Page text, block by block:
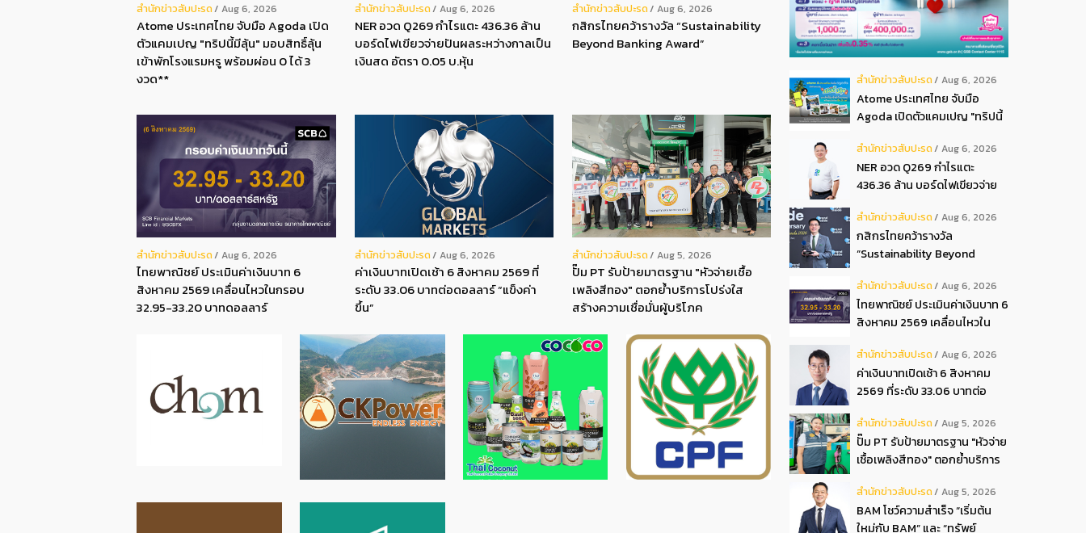
สํานักข่าวสับปะรด Aug 6, 2026
Atome ประเทศไทย จับมือ Agoda เปิด
ตัวแคมเปญ "ทริปนี้มีลุ้น" มอบสิทธิ์ลุ้น
เข้าพักโรงแรมหรู พร้อมผ่อน 0 ได้ 3
งวด**
สํานักข่าวสับปะรด Aug 6, 2026
NER อวด Q269 กำไรแตะ 436.36 ล้าน
บอร์ดไฟเขียวจ่ายปันผลระหว่างกาลเป็น
เงินสด อัตรา 0.05 บ.หุ้น
สํานักข่าวสับปะรด Aug 6, 2026
กสิกรไทยคว้ารางวัล “Sustainability
Beyond Banking Award”
สํานักข่าวสับปะรด Aug 6, 2026
ไทยพาณิชย์ ประเมินค่าเงินบาท 6
สิงหาคม 2569 เคลื่อนไหวในกรอบ
32.95-33.20 บาทดอลลาร์
สํานักข่าวสับปะรด Aug 6, 2026
ค่าเงินบาทเปิดเช้า 6 สิงหาคม 2569 ที่
ระดับ 33.06 บาทต่อดอลลาร์ “แข็งค่า
ขึ้น”
สํานักข่าวสับปะรด Aug 5, 2026
ปั๊ม PT รับป้ายมาตรฐาน "หัวจ่ายเชื้อ
เพลิงสีทอง" ตอกย้ำบริการโปร่งใส
สร้างความเชื่อมั่นผู้บริโภค
สํานักข่าวสับปะรด Aug 6, 2026
Atome ประเทศไทย จับมือ
Agoda เปิดตัวแคมเปญ "ทริปนี้
โรงแรมหรู พร้อมผ่อน 0 ได้ 3
งวด**
สํานักข่าวสับปะรด Aug 6, 2026
NER อวด Q269 กำไรแตะ
436.36 ล้าน บอร์ดไฟเขียวจ่าย
อัตรา 0.05 บ.หุ้น
สํานักข่าวสับปะรด Aug 6, 2026
กสิกรไทยคว้ารางวัล
“Sustainability Beyond
สํานักข่าวสับปะรด Aug 6, 2026
ไทยพาณิชย์ ประเมินค่าเงินบาท 6
สิงหาคม 2569 เคลื่อนไหวใน
ดอลลาร์
สํานักข่าวสับปะรด Aug 6, 2026
ค่าเงินบาทเปิดเช้า 6 สิงหาคม
2569 ที่ระดับ 33.06 บาทต่อ
สํานักข่าวสับปะรด Aug 5, 2026
ปั๊ม PT รับป้ายมาตรฐาน "หัวจ่าย
เชื้อเพลิงสีทอง" ตอกย้ำบริการ
บริโภค
สํานักข่าวสับปะรด Aug 5, 2026
BAM โชว์ความสำเร็จ “เริ่มต้น
ใหม่กับ BAM” และ “ทรัพย์